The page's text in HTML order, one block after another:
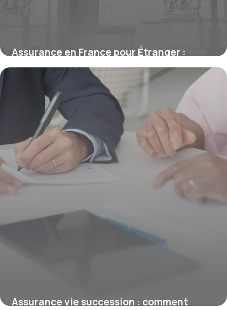
Assurance en France pour Étranger :
Obligations et Démarches
Assurance vie succession : comment